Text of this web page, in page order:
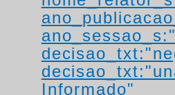
Informado"